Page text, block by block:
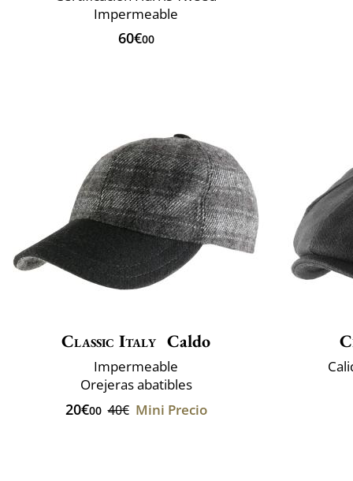
Impermeable
60€00
Classic Italy Caldo
Impermeable
Orejeras abatibles
20€00 40€ Mini Precio